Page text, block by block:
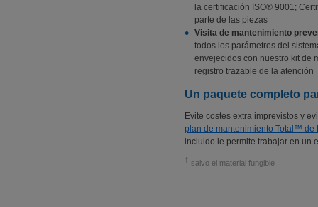
la certificación ISO® 9001;
parte de las piezas
Visita de mantenimiento
todos los parámetros del
envejecidos con nuestro kit de
registro trazable de la atención
Un paquete completo
Evite costes extra imprevistos y
plan de mantenimiento Total™ de
incluido le permite trabajar en un
† salvo el material fungible